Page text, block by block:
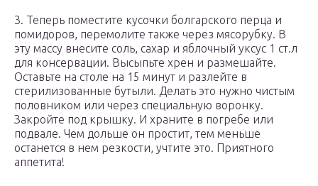
3. Теперь поместите кусочки болгарского перца и
помидоров, перемолите также через мясорубку. В
эту массу внесите соль, сахар и яблочный уксус 1 ст.л
для консервации. Высыпьте хрен и размешайте.
Оставьте на столе на 15 минут и разлейте в
стерилизованные бутыли. Делать это нужно чистым
половником или через специальную воронку.
Закройте под крышку. И храните в погребе или
подвале. Чем дольше он простит, тем меньше
останется в нем резкости, учтите это. Приятного
аппетита!